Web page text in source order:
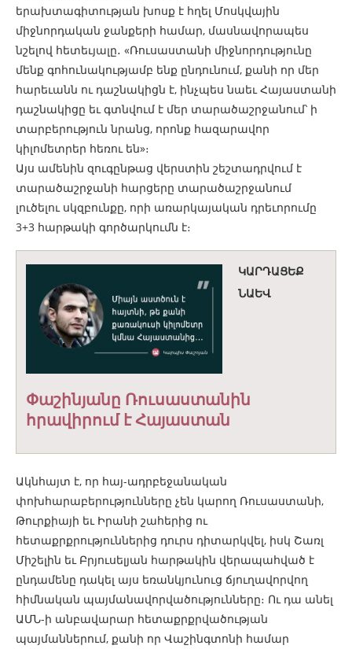
երախտագիտության խոսք է հղել Մոսկվային
միջնորդական ջանքերի համար, մասնավորապես
նշելով հետեւյալը․ «Ռուսաստանի միջնորդությունը
մենք գոհունակությամբ ենք ընդունում, քանի որ մեր
հարեւանն ու դաշնակիցն է, ինչպես նաեւ Հայաստանի
դաշնակիցը եւ գտնվում է մեր տարածաշրջանում՝ ի
տարբերություն նրանց, որոնք հազարավոր
կիլոմետրեր հեռու են»։
Այս ամենին զուգընթաց վերստին շեշտադրվում է
տարածաշրջանի հարցերը տարածաշրջանում
լուծելու սկզբունքը, որի առարկայական դրեւորումը
3+3 հարթակի գործարկումն է։
ԿԱՐԴԱՑԵՔ
ՆԱԵՎ
Փաշինյանը Ռուսաստանին
հրավիրում է Հայաստան
Ակնհայտ է, որ հայ-ադրբեջանական
փոխհարաբերությունները չեն կարող Ռուսաստանի,
Թուրքիայի եւ Իրանի շահերից ու
հետաքրքրություններից դուրս դիտարկվել, իսկ Շառլ
Միշելին եւ Բրյուսելյան հարթակին վերապահված է
ընդամենը դակել այս եռանկյունուց ճյուղավորվող
հիմնական պայմանավորվածությունները։ Ու դա անել
ԱՄՆ-ի անբավարար հետաքրքրվածության
պայմաններում, քանի որ Վաշինգտոնի համար